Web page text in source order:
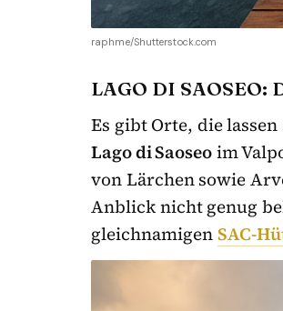
raphme/Shutterstock.com
LAGO DI SAOSEO:
Es gibt Orte, die
Lago di Saoseoim
von Lärchen sowie
Anblick nicht genug
gleichnamigenSAC-